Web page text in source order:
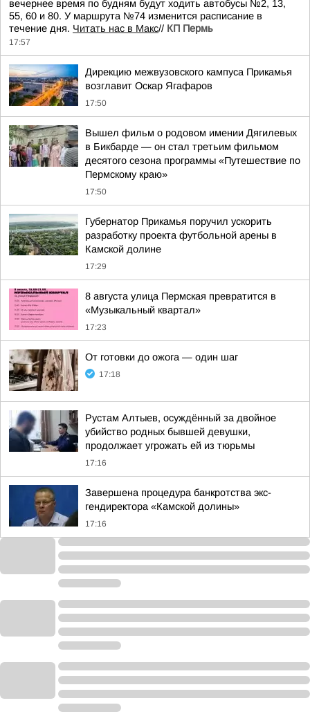
вечернее время по будням будут ходить автобусы №2, 13,
55, 60 и 80. У маршрута №74 изменится расписание в
течение дня. Читать нас в Макс// КП Пермь
17:57
Дирекцию межвузовского кампуса Прикамья
возглавит Оскар Ягафаров
17:50
Вышел фильм о родовом имении Дягилевых
в Бикбарде — он стал третьим фильмом
десятого сезона программы «Путешествие по
Пермскому краю»
17:50
Губернатор Прикамья поручил ускорить
разработку проекта футбольной арены в
Камской долине
17:29
8 августа улица Пермская превратится в
«Музыкальный квартал»
17:23
От готовки до ожога — один шаг
17:18
Рустам Алтыев, осуждённый за двойное
убийство родных бывшей девушки,
продолжает угрожать ей из тюрьмы
17:16
Завершена процедура банкротства экс-
гендиректора «Камской долины»
17:16